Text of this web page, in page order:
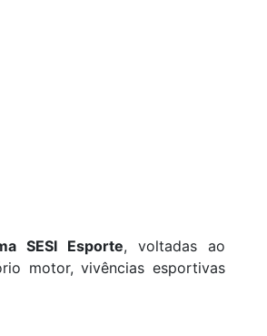
SESI Esporte, voltadas ao
motor, vivências esportivas